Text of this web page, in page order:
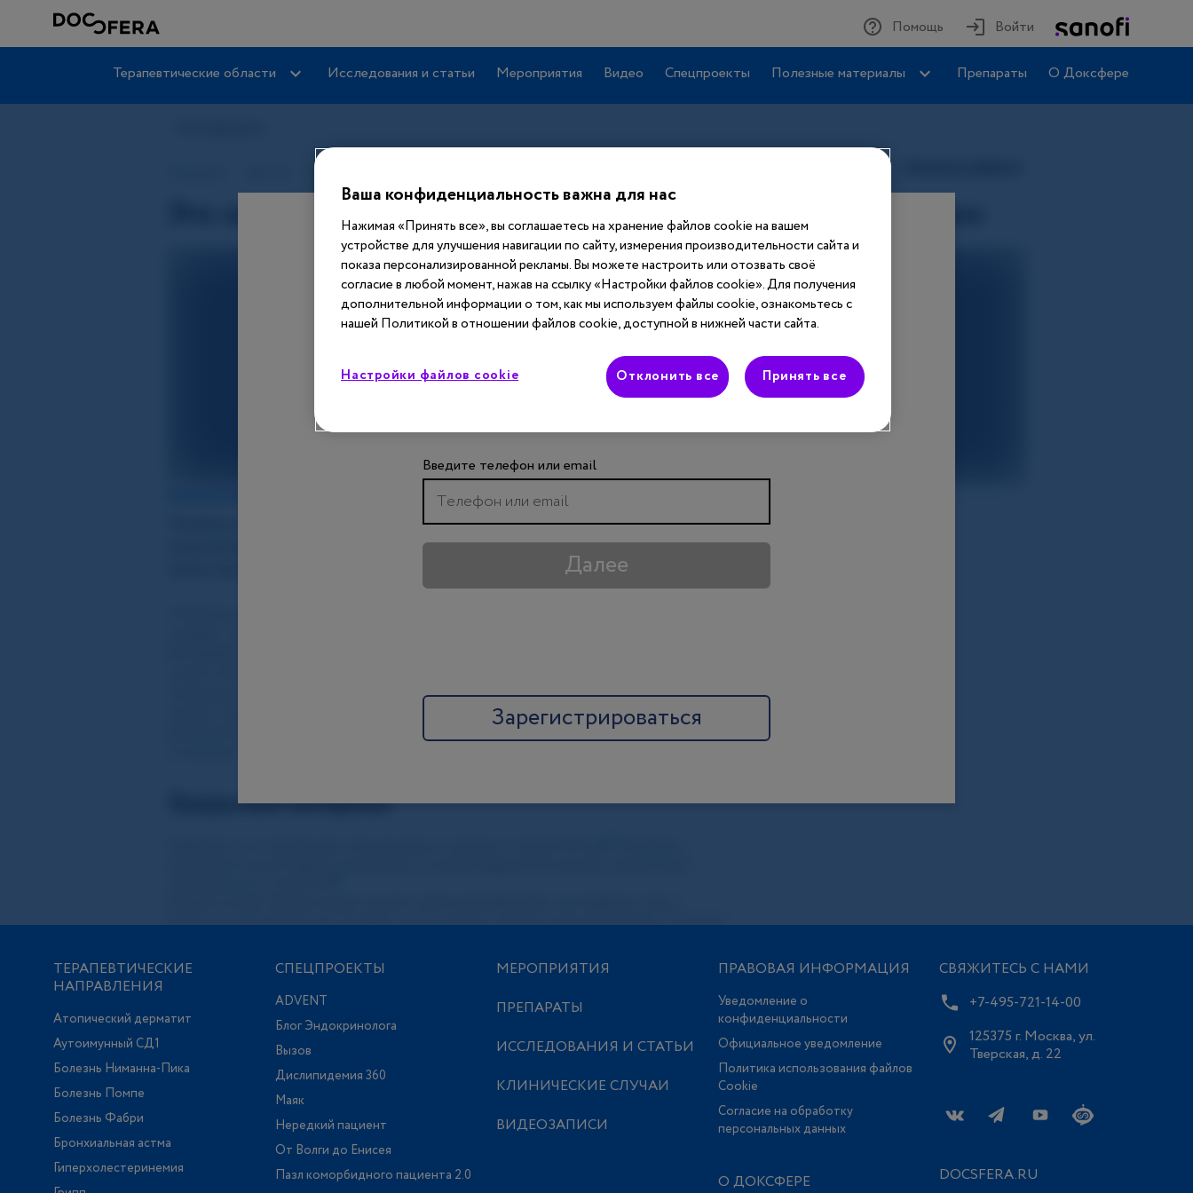
Помощь Войти
Терапевтические области Исследования и статьи Мероприятия Видео Спецпроекты Полезные материалы Препараты О Доксфере
Вход
Этот материал доступен только после
авторизации. Войдите или зарегистрируйтесь,
чтобы получить доступ ко всем материалам
сайта
Введите телефон или email
Далее
Зарегистрироваться
ТЕРАПЕВТИЧЕСКИЕ
НАПРАВЛЕНИЯ
Атопический дерматит
Аутоимунный СД1
Болезнь Ниманна-Пика
Болезнь Помпе
Болезнь Фабри
Бронхиальная астма
Гиперхолестеринемия
СПЕЦПРОЕКТЫ
ADVENT
Блог Эндокринолога
Вызов
Дислипидемия 360
Маяк
Нередкий пациент
От Волги до Енисея
Пазл коморбидного пациента 2.0
МЕРОПРИЯТИЯ
ПРЕПАРАТЫ
ИССЛЕДОВАНИЯ И СТАТЬИ
КЛИНИЧЕСКИЕ СЛУЧАИ
ВИДЕОЗАПИСИ
ПРАВОВАЯ ИНФОРМАЦИЯ
Уведомление о
конфиденциальности
Официальное уведомление
Политика использования файлов
Сookie
Согласие на обработку
персональных данных
О ДОКСФЕРЕ
СВЯЖИТЕСЬ С НАМИ
+7-495-721-14-00
125375 г. Москва, ул.
Тверская, д. 22
DOCSFERA.RU
Ваша конфиденциальность важна для нас
Нажимая «Принять все», вы соглашаетесь на хранение файлов cookie на вашем
устройстве для улучшения навигации по сайту, измерения производительности сайта и
показа персонализированной рекламы. Вы можете настроить или отозвать своё
согласие в любой момент, нажав на ссылку «Настройки файлов cookie». Для получения
дополнительной информации о том, как мы используем файлы cookie, ознакомьтесь с
нашей Политикой в отношении файлов cookie, доступной в нижней части сайта.
Настройки файлов cookie Отклонить все Принять все